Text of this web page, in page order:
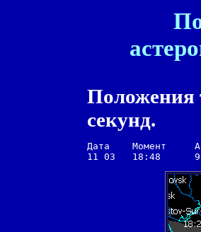
Положения
секунд.
Дата    Момент